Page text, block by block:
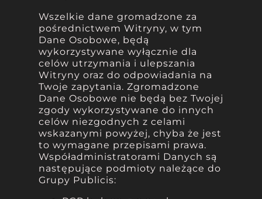
Wszelkie dane gromadzone za
pośrednictwem Witryny, w tym
Dane Osobowe, będą
wykorzystywane wyłącznie dla
celów utrzymania i ulepszania
Witryny oraz do odpowiadania na
Twoje zapytania. Zgromadzone
Dane Osobowe nie będą bez Twojej
zgody wykorzystywane do innych
celów niezgodnych z celami
wskazanymi powyżej, chyba że jest
to wymagane przepisami prawa.
Współadministratorami Danych są
następujące podmioty należące do
Grupy Publicis: